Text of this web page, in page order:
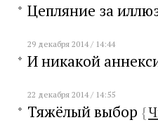
Цепляние за
29 декабря 2014 / 14:44
И никакой
22 декабря 2014 / 14:55
Тяжёлый выбор {